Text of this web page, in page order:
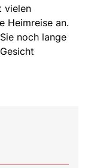
vielen
Heimreise an.
noch lange